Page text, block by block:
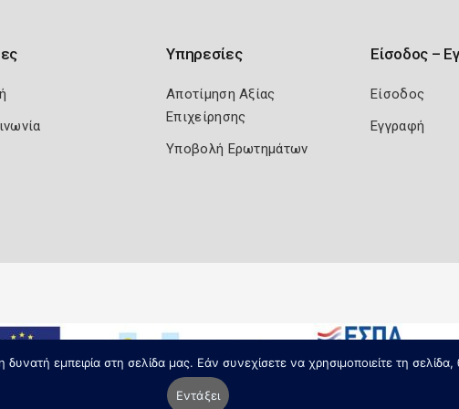
Υπηρεσίες
Αποτίμηση Αξίας
Επιχείρησης
Υποβολή Ερωτημάτων
Είσοδος –
Είσοδος
Εγγραφή
εμπειρία στη σελίδα μας. Εάν συνεχίσετε να χρησιμοποιείτε τη
Εντάξει